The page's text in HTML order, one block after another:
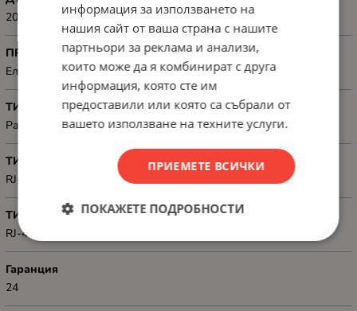
20 m
ПРЕДНАЗНАЧЕН ЗА
Електронна техника
ТИП
Patch, Cat. 5/5e UTP (unshielded)
ТИП КОНЕКТОР 1
RJ-45
ТИП КОНЕКТОР 2
RJ-45
Гаранция
24
информация за използването на
нашия сайт от ваша страна с нашите
партньори за реклама и анализи,
които може да я комбинират с друга
информация, която сте им
предоставили или която са събрали от
вашето използване на техните услуги.
ПРИЕМЕТЕ ВСИЧКИ
ПОКАЖЕТЕ ПОДРОБНОСТИ